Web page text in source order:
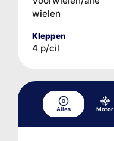
wielen
Kleppen
4 p/cil
Alles Motor